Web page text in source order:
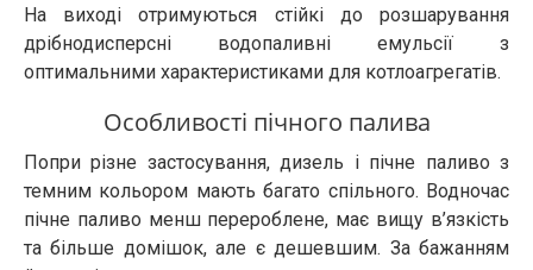
На виході отримуються стійкі до розшарування
дрібнодисперсні водопаливні емульсії з
оптимальними характеристиками для котлоагрегатів.
Особливості пічного палива
Попри різне застосування, дизель і пічне паливо з
темним кольором мають багато спільного. Водночас
пічне паливо менш перероблене, має вищу в’язкість
та більше домішок, але є дешевшим. За бажанням